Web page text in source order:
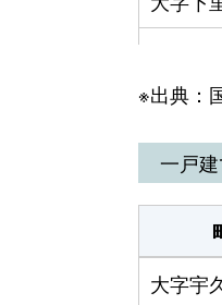
大字二
大字二
大字湯
大字湯
※出典：
一戸
大字宇